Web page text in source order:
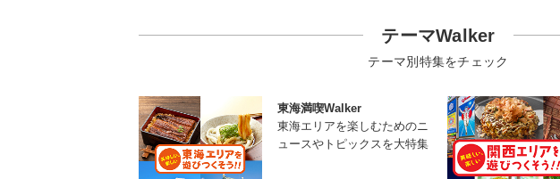
テーマWalker
テーマ別特集をチェック
東海満喫Walker
東海エリアを楽しむためのニ
ュースやトピックスを大特集